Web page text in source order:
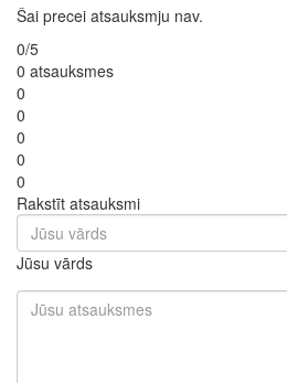
Šai precei atsauksmju nav.
0/5
0 atsauksmes
0
0
0
0
0
Rakstīt atsauksmi
Jūsu vārds